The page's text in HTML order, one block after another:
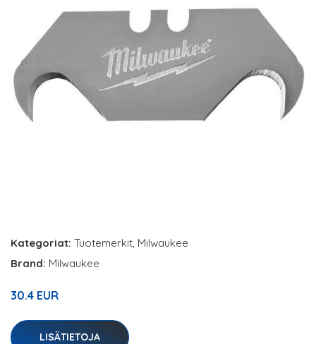
Kategoriat: Tuotemerkit, Milwaukee
Brand: Milwaukee
30.4 EUR
LISÄTIETOJA